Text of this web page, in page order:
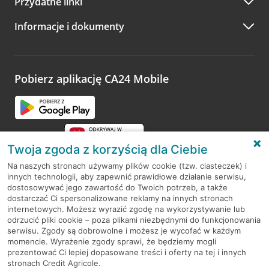
A po wizycie…
Zachęcamy do podzielenia się z nami opinią o wizycie.
opinie.
Informacje i dokumenty
Pobierz aplikację CA24 Mobile
RODO
Regulamin serwisu
Mapa serwisu
PolitykaCookies
Twoja zgoda z korzyścią dla Ciebie
Na naszych stronach używamy plików cookie (tzw. ciasteczek) i
innych technologii, aby zapewnić prawidłowe działanie serwisu,
dostosowywać jego zawartość do Twoich potrzeb, a także
dostarczać Ci spersonalizowane reklamy na innych stronach
internetowych. Możesz wyrazić zgodę na wykorzystywanie lub
odrzucić pliki cookie – poza plikami niezbędnymi do funkcjonowania
serwisu. Zgody są dobrowolne i możesz je wycofać w każdym
momencie. Wyrażenie zgody sprawi, że będziemy mogli
prezentować Ci lepiej dopasowane treści i oferty na tej i innych
stronach Credit Agricole.